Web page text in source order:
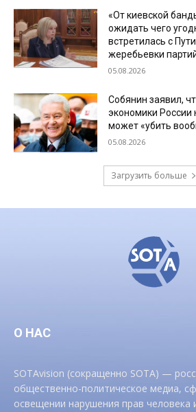
«От киевской
ожидать чего
встретилась с
жеребьевки
05.08.2026
Собянин заявил,
экономики
может «убить
05.08.2026
Загрузить больше
О НАС
SOTAvision (сокращенно SOTA) —
общественно-политическое медиа,
освещении нарушения прав человека